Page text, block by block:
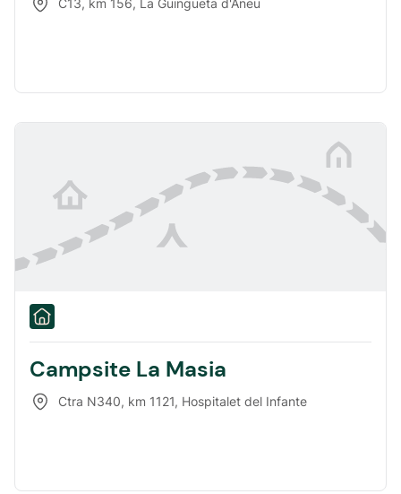
C13, km 156, La Guingueta d'Àneu
Campsite La Masia
Ctra N340, km 1121, Hospitalet del Infante